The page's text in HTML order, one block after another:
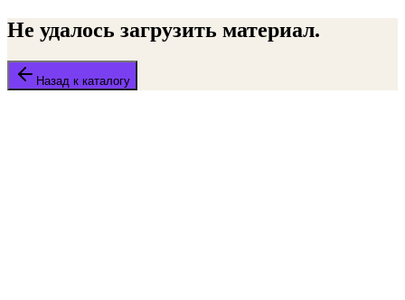
Не удалось загрузить материал.
Назад к каталогу